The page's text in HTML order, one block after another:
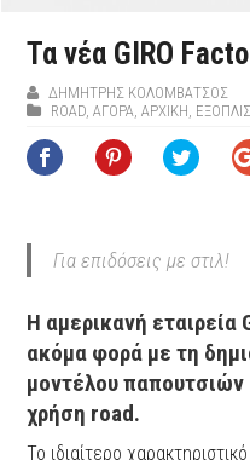
Τα νέα GIRO
ΔΗΜΉΤΡΗΣ ΚΟΛΟΜΒΆΤΣΟΣ
ROAD ,ΑΓΟΡΑ ,ΑΡΧΙΚΉ
Για επιδόσεις με στιλ!
Η αμερικανή εταιρεία
ακόμα φορά με τη
μοντέλου
χρήση road.
Το ιδιαίτερο